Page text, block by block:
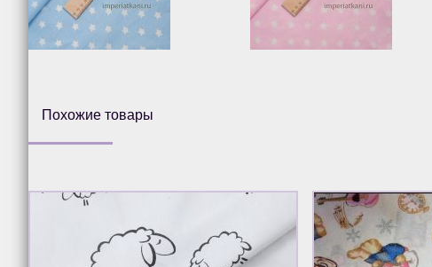
Похожие товары